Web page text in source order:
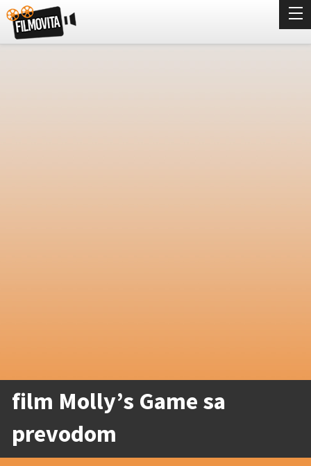
film Molly’s Game sa
prevodom